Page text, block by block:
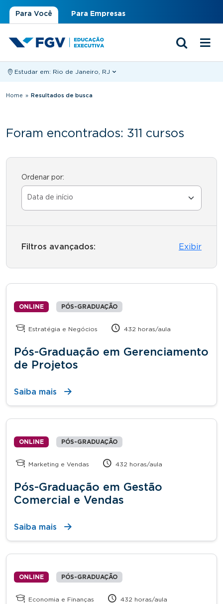
Para Você Para Empresas
Estudar em: Rio de Janeiro, RJ
Você está aqui
Home » Resultados de busca
Foram encontrados: 311 cursos
Ordenar por:
Filtros avançados: Exibir
ONLINE PÓS-GRADUAÇÃO
Estratégia e Negócios 432 horas/aula
Pós-Graduação em Gerenciamento
de Projetos
Saiba mais
ONLINE PÓS-GRADUAÇÃO
Marketing e Vendas 432 horas/aula
Pós-Graduação em Gestão
Comercial e Vendas
Saiba mais
ONLINE PÓS-GRADUAÇÃO
Economia e Finanças 432 horas/aula